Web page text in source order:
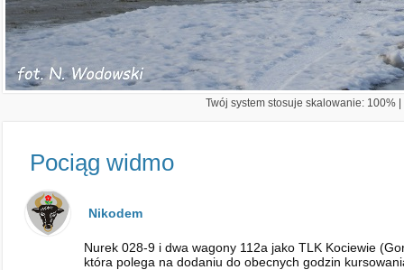
Twój system stosuje skalowanie: 100%
Pociąg widmo
Nikodem
Nurek 028-9 i dwa wagony 112a jako TLK Kociewie
która polega na dodaniu do obecnych godzin